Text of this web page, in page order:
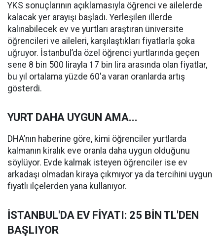
YKS sonuçlarının açıklamasıyla öğrenci ve ailelerde
kalacak yer arayışı başladı. Yerleşilen illerde
kalınabilecek ev ve yurtları araştıran üniversite
öğrencileri ve aileleri, karşılaştıkları fiyatlarla şoka
uğruyor. İstanbul’da özel öğrenci yurtlarında geçen
sene 8 bin 500 lirayla 17 bin lira arasında olan fiyatlar,
bu yıl ortalama yüzde 60'a varan oranlarda artış
gösterdi.
YURT DAHA UYGUN AMA...
DHA’nın haberine göre, kimi öğrenciler yurtlarda
kalmanın kiralık eve oranla daha uygun olduğunu
söylüyor. Evde kalmak isteyen öğrenciler ise ev
arkadaşı olmadan kiraya çıkmıyor ya da tercihini uygun
fiyatlı ilçelerden yana kullanıyor.
İSTANBUL'DA EV FİYATI: 25 BİN TL'DEN
BAŞLIYOR